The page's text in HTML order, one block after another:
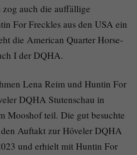
auch die auffällige
For Freckles aus den USA ein
die American Quarter Horse-
I der DQHA.
Lena Reim und Huntin For
DQHA Stutenschau in
Mooshof teil. Die gut besuchte
Auftakt zur Höveler DQHA
und erhielt mit Huntin For